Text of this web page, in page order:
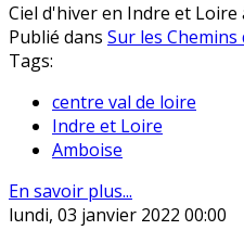
Ciel d'hiver en Indre et Loire
Publié dans Sur les
Tags:
centre val de loire
Indre et Loire
Amboise
En savoir plus...
lundi, 03 janvier 2022 00:00